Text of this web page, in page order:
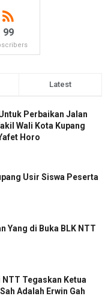
99
Latest
Perbaikan Jalan
Wali Kota Kupang
Horo
Usir Siswa Peserta
Yang di Buka BLK NTT
Tegaskan Ketua
Adalah Erwin Gah